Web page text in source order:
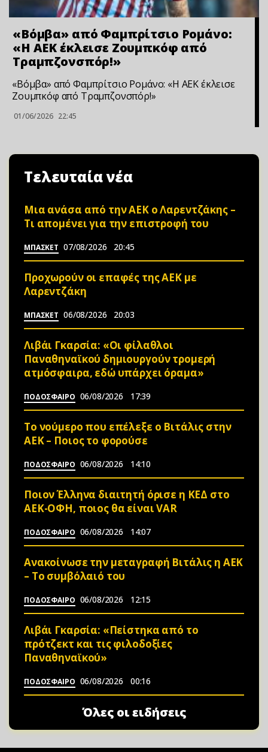
«Βόμβα» από Φαμπρίτσιο Ρομάνο:
«Η ΑΕΚ έκλεισε Ζουμπκόφ από
Τραμπζονσπόρ!»
«Βόμβα» από Φαμπρίτσιο Ρομάνο: «Η ΑΕΚ έκλεισε
Ζουμπκόφ από Τραμπζονσπόρ!»
01/06/2026 22:45
Τελευταία νέα
Μια ανάσα από την ΑΕΚ ο Λαρεντζάκης –
Τι απομένει για την επιστροφή του
ΜΠΑΣΚΕΤ 07/08/2026 20:45
Προχωρούν οι επαφές της ΑΕΚ με
Λαρεντζάκη
ΜΠΑΣΚΕΤ 06/08/2026 20:03
Λιβάι Γκαρσία: «Οι φίλαθλοι
Παναθηναϊκού δημιουργούν τρομερή
ατμόσφαιρα, εδώ υπάρχει όραμα»
ΠΟΔΟΣΦΑΙΡΟ 06/08/2026 17:39
Το νούμερο που επέλεξε ο Βιτάλις στην
ΑΕΚ – Ποιος το φορούσε
ΠΟΔΟΣΦΑΙΡΟ 06/08/2026 14:10
Ποιον Έλληνα διαιτητή όρισε η ΚΕΔ στο
ΑΕΚ-ΟΦΗ, ποιος θα είναι VAR
ΠΟΔΟΣΦΑΙΡΟ 06/08/2026 14:07
Ανακοίνωσε την μεταγραφή Βιτάλις η ΑΕΚ
– Το συμβόλαιό του
ΠΟΔΟΣΦΑΙΡΟ 06/08/2026 12:15
Λιβάι Γκαρσία: «Πείστηκα από το
πρότζεκτ και τις φιλοδοξίες
Παναθηναϊκού»
ΠΟΔΟΣΦΑΙΡΟ 06/08/2026 00:16
Όλες οι ειδήσεις